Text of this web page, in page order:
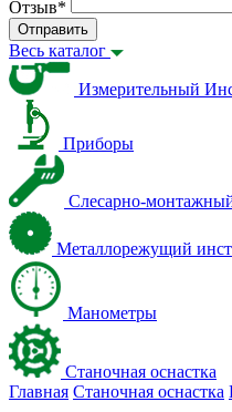
Отзыв*
Отправить
Весь каталог
Измерительный
Приборы
Слесарно-
Металлорежущий
Манометры
Станочная оснастка
Главная Станочная оснастка